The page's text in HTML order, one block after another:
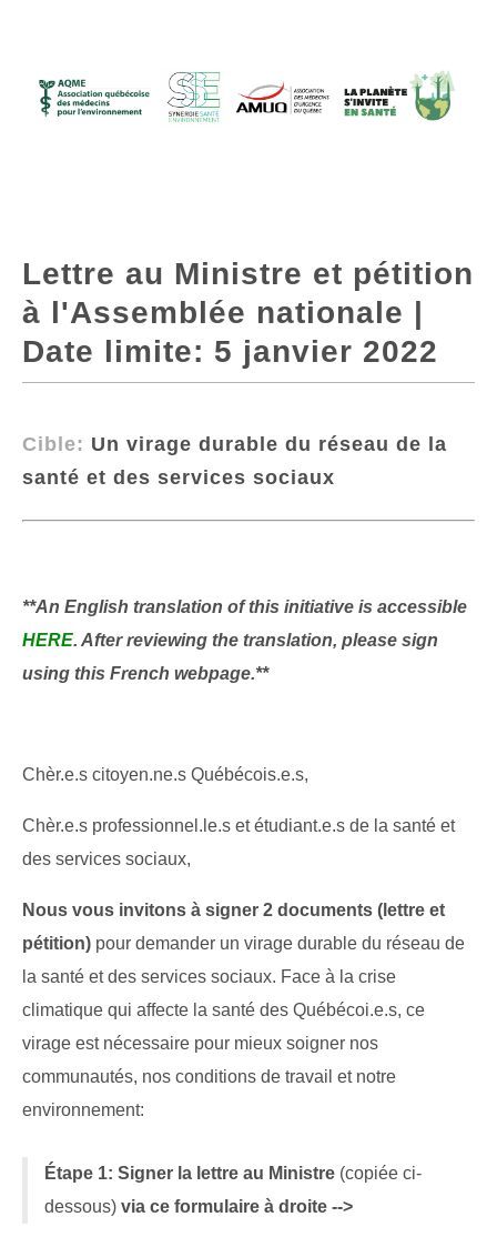
Lettre au Ministre et pétition
à l'Assemblée nationale |
Date limite: 5 janvier 2022
Cible: Un virage durable du réseau de la
santé et des services sociaux
**An English translation of this initiative is accessible
HERE. After reviewing the translation, please sign
using this French webpage.**
Chèr.e.s citoyen.ne.s Québécois.e.s,
Chèr.e.s professionnel.le.s et étudiant.e.s de la santé et
des services sociaux,
Nous vous invitons à signer 2 documents (lettre et
pétition) pour demander un virage durable du réseau de
la santé et des services sociaux. Face à la crise
climatique qui affecte la santé des Québécoi.e.s, ce
virage est nécessaire pour mieux soigner nos
communautés, nos conditions de travail et notre
environnement:
Étape 1: Signer la lettre au Ministre (copiée ci-
dessous) via ce formulaire à droite -->